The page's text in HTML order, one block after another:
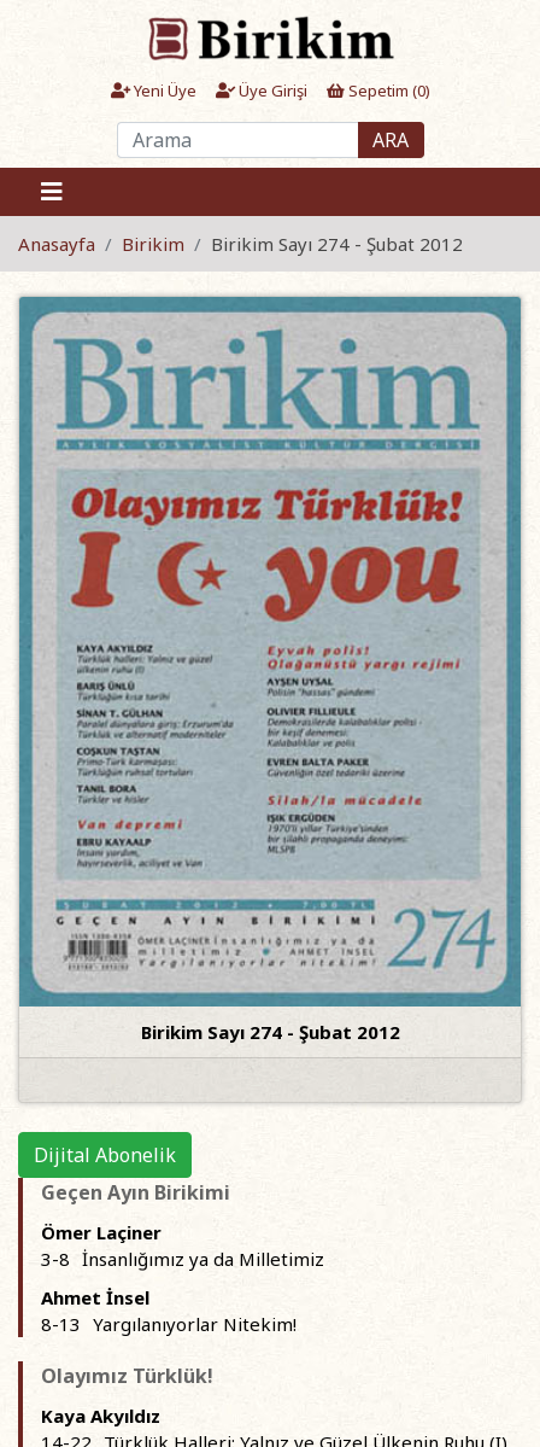
Yeni Üye Üye Girişi Sepetim (0)
ARA
Anasayfa Birikim Birikim Sayı 274 - Şubat 2012
Birikim Sayı 274 - Şubat 2012
Dijital Abonelik
Geçen Ayın Birikimi
Ömer Laçiner
3-8 İnsanlığımız ya da Milletimiz
Ahmet İnsel
8-13 Yargılanıyorlar Nitekim!
Olayımız Türklük!
Kaya Akyıldız
14-22 Türklük Halleri: Yalnız ve Güzel Ülkenin Ruhu (I)